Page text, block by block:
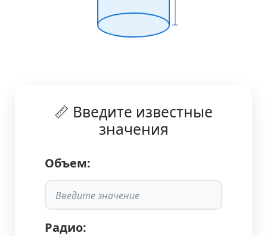
📏 Введите известные
значения
Объем:
Радио: